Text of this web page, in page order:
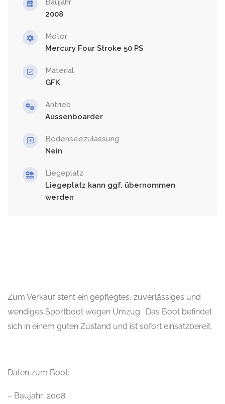
Baujahr
2008
Motor
Mercury Four Stroke 50 PS
Material
GFK
Antrieb
Aussenboarder
Bodenseezulassung
Nein
Liegeplatz
Liegeplatz kann ggf. übernommen
werden
Zum Verkauf steht ein gepflegtes, zuverlässiges und
wendiges Sportboot wegen Umzug. Das Boot befindet
sich in einem guten Zustand und ist sofort einsatzbereit.
Daten zum Boot:
– Baujahr: 2008